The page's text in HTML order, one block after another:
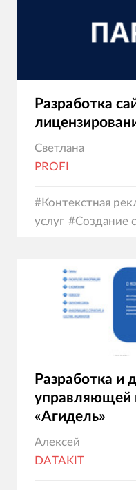
Разработка
Светлана
PROFI
#Контекстная
услуг #Создание
Разработка и
управляющей
«Агидель»
Алексей
DATAKIT